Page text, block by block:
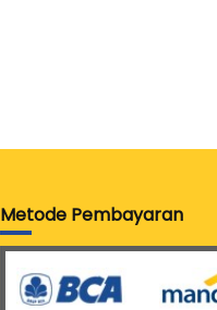
Metode Pembayaran